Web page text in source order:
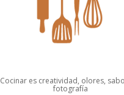
Cocinar es creatividad, olores,
fotografía